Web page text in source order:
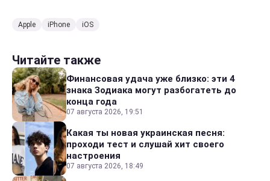
Apple iPhone iOS
Читайте также
Финансовая удача уже близко: эти 4
знака Зодиака могут разбогатеть до
конца года
07 августа 2026, 19:51
Какая ты новая украинская песня:
проходи тест и слушай хит своего
настроения
07 августа 2026, 18:49